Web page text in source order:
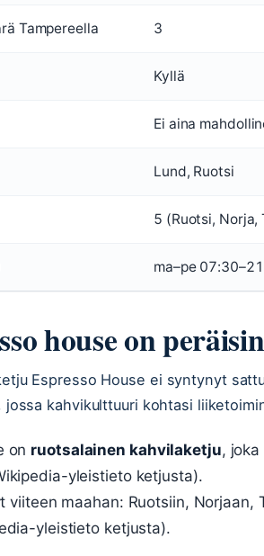
Tampereella 3
Kyllä
Ei aina
Lund, Ruotsi
5 (Ruotsi, Norja,
ma–pe
house on
Espresso House ei syntynyt
kahvikulttuuri kohtasi
on ruotsalainen kahvilaketju,
yleistieto ketjusta).
viiteen maahan: Ruotsiin, Norjaan,
yleistieto ketjusta).